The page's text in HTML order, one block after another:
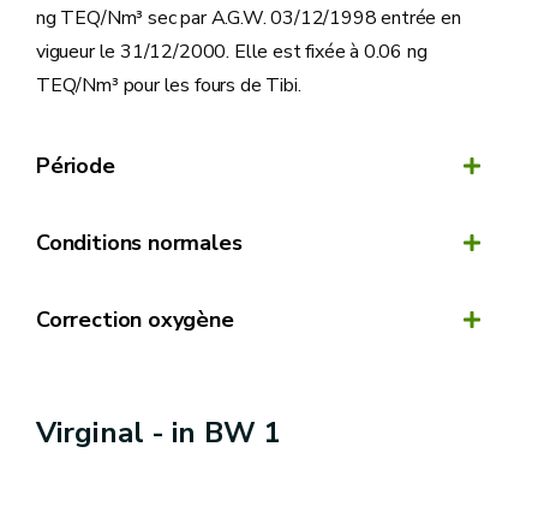
ng TEQ/Nm³ sec par A.G.W. 03/12/1998 entrée en
vigueur le 31/12/2000. Elle est fixée à 0.06 ng
TEQ/Nm³ pour les fours de Tibi.
Période
Conditions normales
Correction oxygène
Virginal - in BW 1